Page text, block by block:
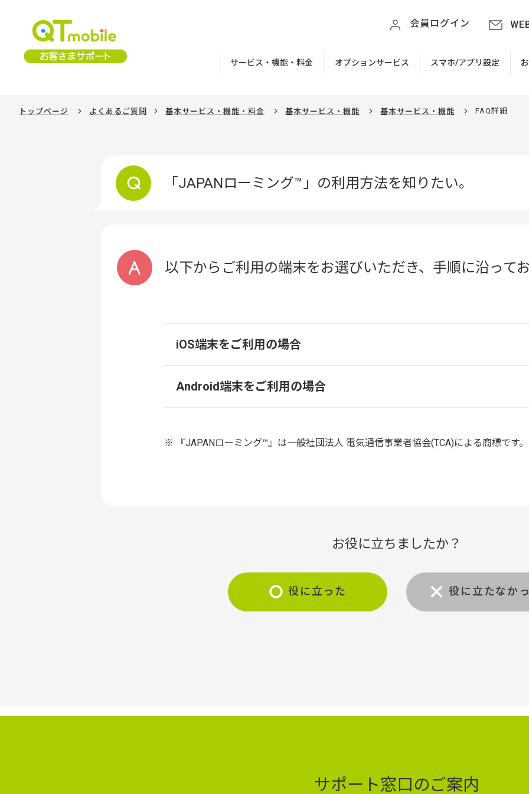
会員ログイン
サービス・機能・料金 オプションサービス スマホ/アプリ設定
トップページ よくあるご質問 基本サービス・機能・料金 基本サービス・機能 基本サービス・機能 FAQ詳細
「JAPANローミング™」の利用方法を知りたい。
以下からご利用の端末をお選びいただき、手順に沿って
iOS端末をご利用の場合
Android端末をご利用の場合
『JAPANローミング™』は一般社団法人 電気通信事業者協会(TCA)による商標です。
お役に立ちましたか？
役に立った 役に立たなか
サポート窓口のご案内